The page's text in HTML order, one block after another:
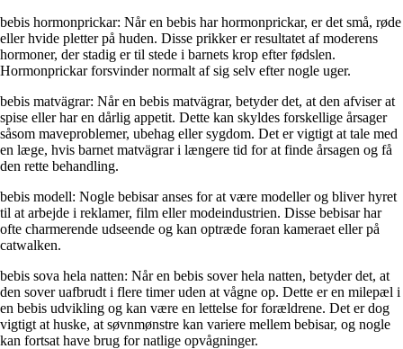
bebis hormonprickar: Når en bebis har hormonprickar, er det små, røde
eller hvide pletter på huden. Disse prikker er resultatet af moderens
hormoner, der stadig er til stede i barnets krop efter fødslen.
Hormonprickar forsvinder normalt af sig selv efter nogle uger.
bebis matvägrar: Når en bebis matvägrar, betyder det, at den afviser at
spise eller har en dårlig appetit. Dette kan skyldes forskellige årsager
såsom maveproblemer, ubehag eller sygdom. Det er vigtigt at tale med
en læge, hvis barnet matvägrar i længere tid for at finde årsagen og få
den rette behandling.
bebis modell: Nogle bebisar anses for at være modeller og bliver hyret
til at arbejde i reklamer, film eller modeindustrien. Disse bebisar har
ofte charmerende udseende og kan optræde foran kameraet eller på
catwalken.
bebis sova hela natten: Når en bebis sover hela natten, betyder det, at
den sover uafbrudt i flere timer uden at vågne op. Dette er en milepæl i
en bebis udvikling og kan være en lettelse for forældrene. Det er dog
vigtigt at huske, at søvnmønstre kan variere mellem bebisar, og nogle
kan fortsat have brug for natlige opvågninger.